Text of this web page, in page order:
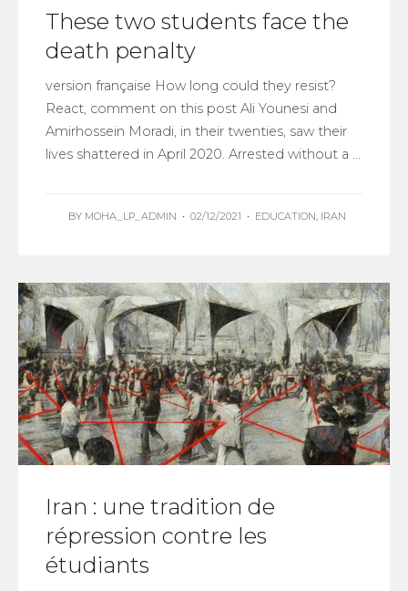
These two students face the
death penalty
version française How long could they resist?
React, comment on this post Ali Younesi and
Amirhossein Moradi, in their twenties, saw their
lives shattered in April 2020. Arrested without a ...
BY MOHA_LP_ADMIN • 02/12/2021 • EDUCATION, IRAN
Iran : une tradition de
répression contre les
étudiants